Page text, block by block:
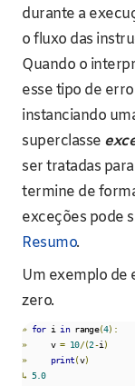
durante a
o fluxo das
Quando o
esse tipo de
instanciando
superclasse
ser tratadas
termine de
exceções pode
Resumo.
Um exemplo de
zero.
» for i in range(4):
»
     v
= 10/(2-i )
»
print(v)
↳ 5.0